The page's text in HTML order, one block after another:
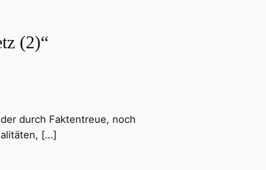
(2)“
durch Faktentreue, noch
[…]